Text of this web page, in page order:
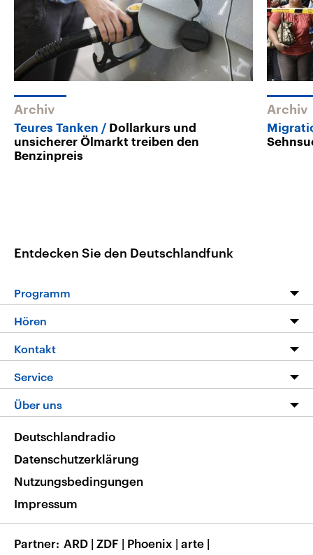
Archiv
Teures Tanken
Dollarkurs und
unsicherer Ölmarkt treiben den
Benzinpreis
Archiv
Entdecken Sie den Deutschlandfunk
Programm
Programm
Die Nachrichten
Nachrichtenleicht
Neue Beiträge auf dlf.de
Hören
Livestream
Podcasts
Deutschlandfunk App
Nachrichten App
Frequenzen
Kontakt
Hörerservice
Service
FAQ
Veranstaltungen
Musikliste
RSS
Über uns
Barrierefreiheit
Deutschlandradio
Datenschutzerklärung
Nutzungsbedingungen
Impressum
Partner ARD | ZDF | Phoenix | arte |